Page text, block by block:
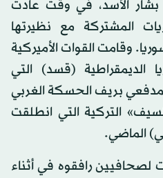
الأسد، في وقت عادت
المشتركة مع نظيرتها
وقامت القوات الأميركية
الديمقراطية (قسد) التي
بريف الحسكة الغربي
التركية التي انطلقت
لصحافيين رافقوه في أثناء